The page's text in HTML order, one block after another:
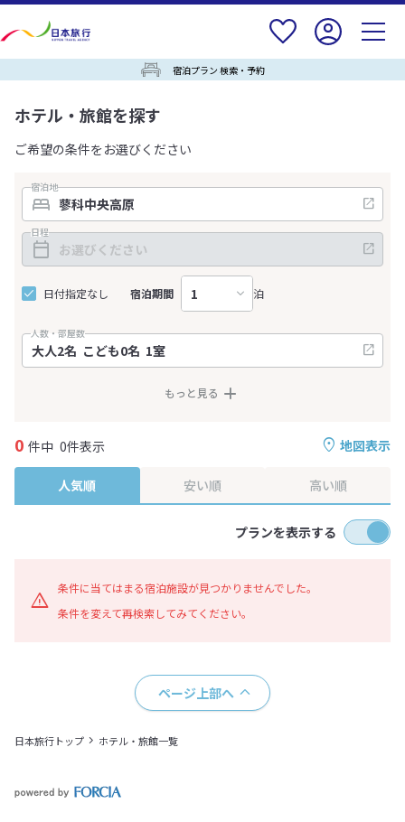
宿泊プラン 検索・予約
ホテル・旅館を探す
ご希望の条件をお選びください
宿泊地
日程
日付指定なし 宿泊期間 泊
人数・部屋数
もっと見る
地図表示
0 件中 0件表示
人気順 安い順 高い順
プランを表示する
条件に当てはまる宿泊施設が見つかりませんでした。
条件を変えて再検索してみてください。
ページ上部へ
日本旅行トップ ホテル・旅館一覧